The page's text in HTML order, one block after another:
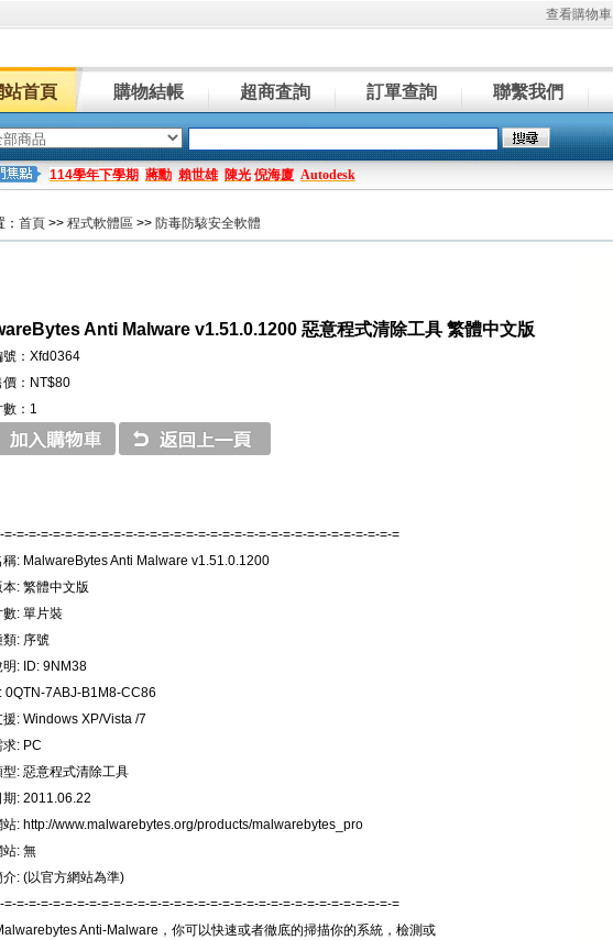
查看購物車
站首頁 購物結帳 超商査詢 訂單查詢 聯繫我們
114學年下學期 蔣勳 賴世雄 陳光 倪海廈 Autodesk
首頁 >> 程式軟體區 >> 防毒防駭安全軟體
Anti Malware v1.51.0.1200 惡意程式清除工具 繁體中文版
號：Xfd0364
價：NT$80
數：1
=-=-=-=-=-=-=-=-=-=-=-=-=-=-=-=-=-=-=-=-=-=-=-=-=-=-=-=-=-=-=-=-=
稱: MalwareBytes Anti Malware v1.51.0.1200
: 繁體中文版
數: 單片裝
類: 序號
明: ID: 9NM38
0QTN-7ABJ-B1M8-CC86
援: Windows XP/Vista /7
: PC
型: 惡意程式清除工具
期: 2011.06.22
站: http://www.malwarebytes.org/products/malwarebytes_pro
站: 無
介: (以官方網站為準)
=-=-=-=-=-=-=-=-=-=-=-=-=-=-=-=-=-=-=-=-=-=-=-=-=-=-=-=-=-=-=-=-=
Anti-Malware，你可以快速或者徹底的掃描你的系統，檢測或